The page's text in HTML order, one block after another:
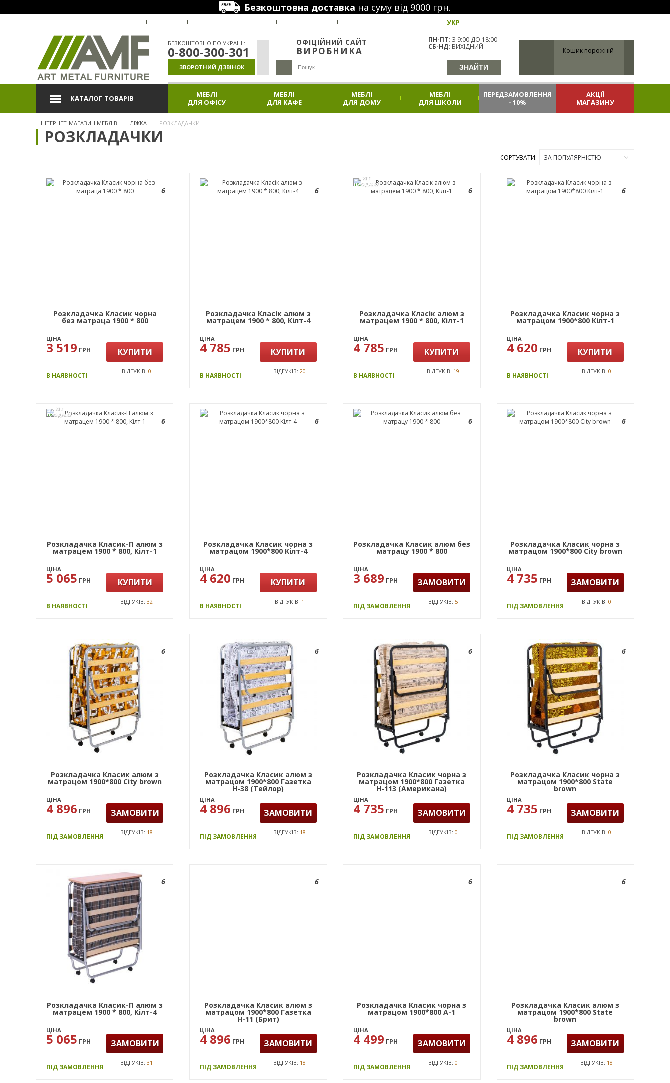
Безкоштовна доставка на суму від 9000 грн.
УКР
БЕЗКОШТОВНО ПО УКРАЇНІ:
0-800-300-301
ЗВОРОТНИЙ ДЗВІНОК
ОФІЦІЙНИЙ САЙТ
ВИРОБНИКА
ПН-ПТ: З 9:00 ДО 18:00
СБ-НД: ВИХІДНИЙ Кошик порожній
КАТАЛОГ ТОВАРІВ
МЕБЛІ
ДЛЯ ОФІСУ
МЕБЛІ
ДЛЯ КАФЕ
МЕБЛІ
ДЛЯ ДОМУ
МЕБЛІ
ДЛЯ ШКОЛИ
ПЕРЕДЗАМОВЛЕННЯ
- 10%
АКЦІЇ
МАГАЗИНУ
ІНТЕРНЕТ-МАГАЗИН МЕБЛІВ ЛІЖКА РОЗКЛАДАЧКИ
РОЗКЛАДАЧКИ
СОРТУВАТИ: ЗА ПОПУЛЯРНІСТЮ
6
Розкладачка Класик чорна
без матраца 1900 * 800
ЦІНА
3 519 ГРН КУПИТИ
В НАЯВНОСТІ
ВІДГУКІВ: 0
6
Розкладачка Класік алюм з
матрацем 1900 * 800, Кiлт-4
ЦІНА
4 785 ГРН КУПИТИ
В НАЯВНОСТІ
ВІДГУКІВ:20
ХІТ
ПРОДАЖУ
6
Розкладачка Класік алюм з
матрацем 1900 * 800, Кiлт-1
ЦІНА
4 785 ГРН КУПИТИ
В НАЯВНОСТІ
ВІДГУКІВ: 19
6
Розкладачка Класик чорна з
матрацом 1900*800 Кiлт-1
ЦІНА
4 620 ГРН КУПИТИ
В НАЯВНОСТІ
ВІДГУКІВ:0
ХІТ
ПРОДАЖУ
6
Розкладачка Класик-П алюм з
матрацем 1900 * 800, Кiлт-1
ЦІНА
5 065 ГРН КУПИТИ
В НАЯВНОСТІ
ВІДГУКІВ: 32
6
Розкладачка Класик чорна з
матрацом 1900*800 Кiлт-4
ЦІНА
4 620 ГРН КУПИТИ
В НАЯВНОСТІ
ВІДГУКІВ: 1
6
Розкладачка Класик алюм без
матрацу 1900 * 800
ЦІНА
3 689 ГРН ЗАМОВИТИ
ПІД ЗАМОВЛЕННЯ
ВІДГУКІВ: 5
6
Розкладачка Класик чорна з
матрацом 1900*800 City brown
ЦІНА
4 735 ГРН ЗАМОВИТИ
ПІД ЗАМОВЛЕННЯ
ВІДГУКІВ:0
6
Розкладачка Класик алюм з
матрацом 1900*800 City brown
ЦІНА
4 896 ГРН ЗАМОВИТИ
ПІД ЗАМОВЛЕННЯ
ВІДГУКІВ: 18
6
Розкладачка Класик алюм з
матрацом 1900*800 Газетка
Н-38 (Тейлор)
ЦІНА
4 896 ГРН ЗАМОВИТИ
ПІД ЗАМОВЛЕННЯ
ВІДГУКІВ: 18
6
Розкладачка Класик чорна з
матрацом 1900*800 Газетка
Н-113 (Американа)
ЦІНА
4 735 ГРН ЗАМОВИТИ
ПІД ЗАМОВЛЕННЯ
ВІДГУКІВ:0
6
Розкладачка Класик чорна з
матрацом 1900*800 State
brown
ЦІНА
4 735 ГРН ЗАМОВИТИ
ПІД ЗАМОВЛЕННЯ
ВІДГУКІВ:0
6
Розкладачка Класик-П алюм з
матрацем 1900 * 800, Кiлт-4
ЦІНА
5 065 ГРН ЗАМОВИТИ
ПІД ЗАМОВЛЕННЯ
ВІДГУКІВ: 31
6
Розкладачка Класик алюм з
матрацом 1900*800 Газетка
Н-11 (Брит)
ЦІНА
4 896 ГРН ЗАМОВИТИ
ПІД ЗАМОВЛЕННЯ
ВІДГУКІВ: 18
6
Розкладачка Класик чорна з
матрацом 1900*800 А-1
ЦІНА
4 499 ГРН ЗАМОВИТИ
ПІД ЗАМОВЛЕННЯ
ВІДГУКІВ:0
6
Розкладачка Класик алюм з
матрацом 1900*800 State
brown
ЦІНА
4 896 ГРН ЗАМОВИТИ
ПІД ЗАМОВЛЕННЯ
ВІДГУКІВ: 18